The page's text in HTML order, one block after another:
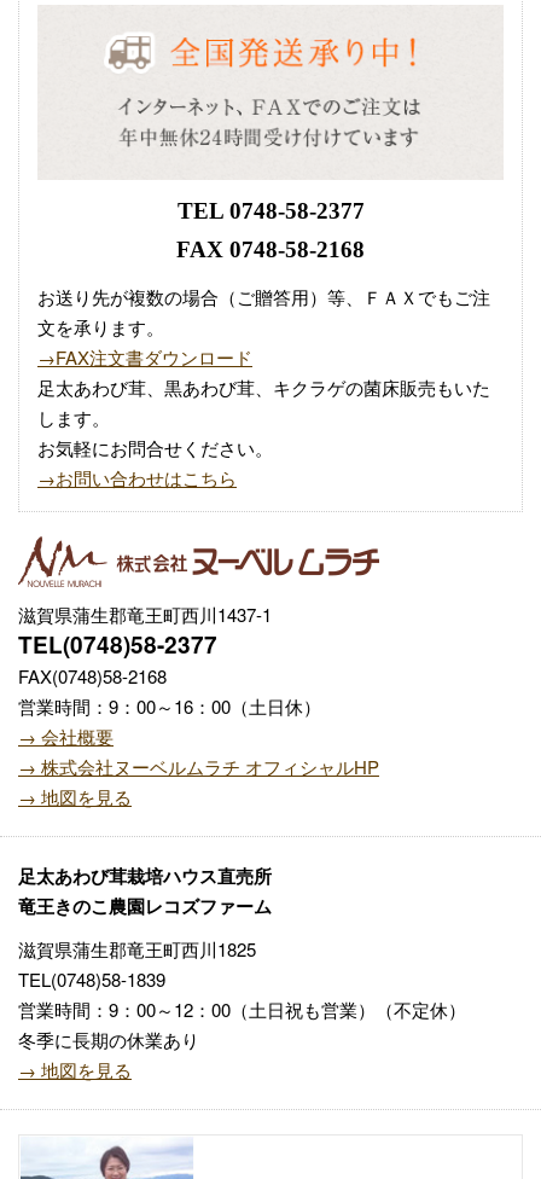
TEL 0748-58-2377
FAX 0748-58-2168
お送り先が複数の場合（ご贈答用）等、ＦＡＸでもご注
文を承ります。
→FAX注文書ダウンロード
足太あわび茸、黒あわび茸、キクラゲの菌床販売もいた
します。
お気軽にお問合せください。
→お問い合わせはこちら
滋賀県蒲生郡竜王町西川1437-1
TEL(0748)58-2377
FAX(0748)58-2168
営業時間：9：00～16：00（土日休）
→ 会社概要
→ 株式会社ヌーベルムラチ オフィシャルHP
→ 地図を見る
足太あわび茸栽培ハウス直売所
竜王きのこ農園レコズファーム
滋賀県蒲生郡竜王町西川1825
TEL(0748)58-1839
営業時間：9：00～12：00（土日祝も営業）（不定休）
冬季に長期の休業あり
→ 地図を見る